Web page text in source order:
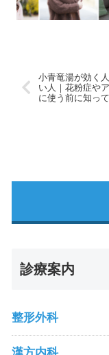
小青竜湯が効く
い人｜花粉症や
に使う前に知っ
診療案内
整形外科